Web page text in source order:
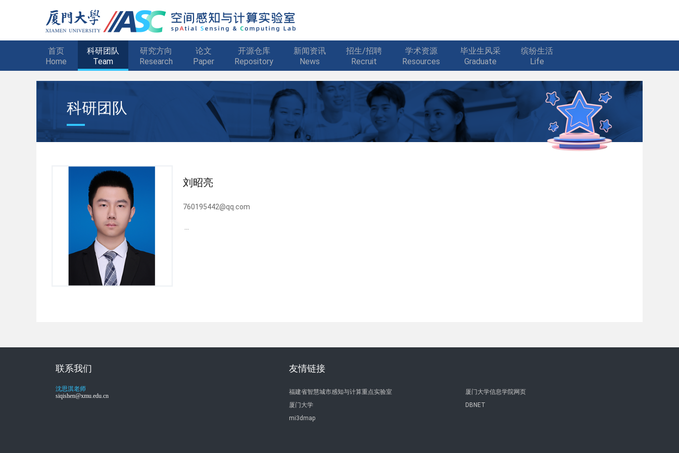
首页
Home
科研团队
Team
研究方向
Research
论文
Paper
开源仓库
Repository
新闻资讯
News
招生/招聘
Recruit
学术资源
Resources
毕业生风采
Graduate
缤纷生活
Life
科研团队
刘昭亮
760195442@qq.com
...
联系我们
沈思淇老师
siqishen@xmu.edu.cn
友情链接
福建省智慧城市感知与计算重点实验室
厦门大学信息学院网页
厦门大学
DBNET
mi3dmap